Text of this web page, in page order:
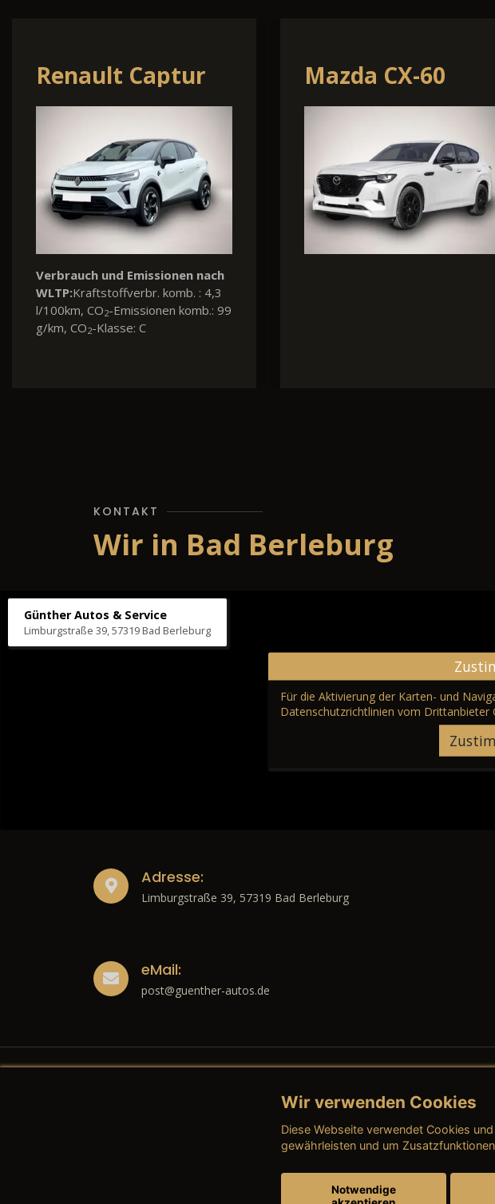
Cupra Leon
Verbrauch und Emissionen nach
WLTP:Kraftstoffverbr. komb. : 5,4
l/100km, CO2-Emissionen komb.:
124 g/km, CO
Opel Corsa
KONTAKT
Wir in Bad Berleburg
Günther Autos & Service
Limburgstraße 39, 57319 Bad Berleburg
Für die Aktivierung der Karten- und
Datenschutzrichtlinien vom Drittanbieter
Adresse:
Limburgstraße 39, 57319 Bad Berleburg
eMail:
post@guenther-autos.de
Rechtliches
→ Impressum
→
Wir verwenden Cookies
Diese Webseite verwendet Cookies
gewährleisten und um
Notwendige